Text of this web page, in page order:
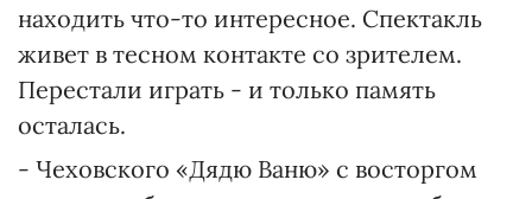
находить что-то интересное. Спектакль
живет в тесном контакте со зрителем.
Перестали играть - и только память
осталась.
- Чеховского «Дядю Ваню» с восторгом